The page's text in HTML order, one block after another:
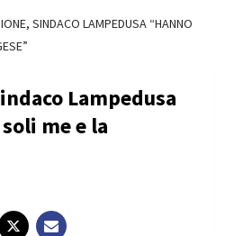
SINDACO LAMPEDUSA “HANNO
Lampedusa
me e la